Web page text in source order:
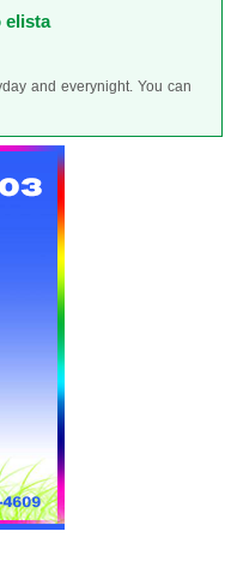
elista
and everynight. You can